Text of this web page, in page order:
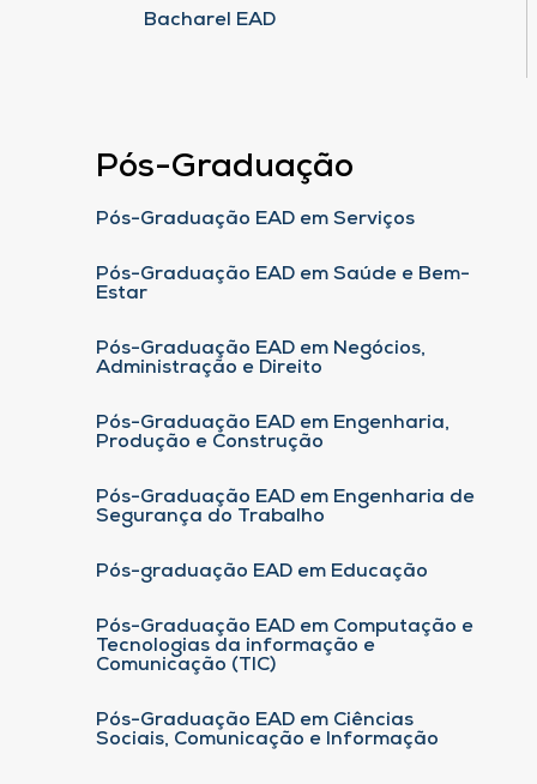
Bacharel EAD
Pós-Graduação
Pós-Graduação EAD em Serviços
Pós-Graduação EAD em Saúde e Bem-
Estar
Pós-Graduação EAD em Negócios,
Administração e Direito
Pós-Graduação EAD em Engenharia,
Produção e Construção
Pós-Graduação EAD em Engenharia de
Segurança do Trabalho
Pós-graduação EAD em Educação
Pós-Graduação EAD em Computação e
Tecnologias da informação e
Comunicação (TIC)
Pós-Graduação EAD em Ciências
Sociais, Comunicação e Informação